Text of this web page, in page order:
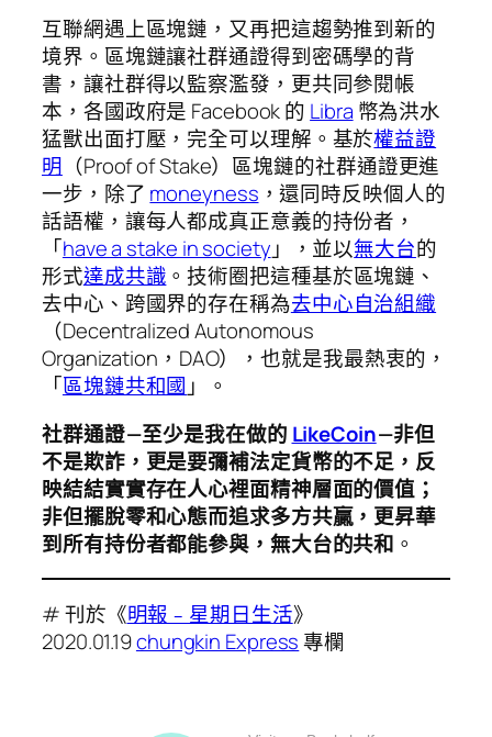
互聯網遇上區塊鏈，又再把這趨勢推到新的
境界。區塊鏈讓社群通證得到密碼學的背
書，讓社群得以監察濫發，更共同參閱帳
本，各國政府是 Facebook 的 Libra 幣為洪水
猛獸出面打壓，完全可以理解。基於權益證
明 （Proof of Stake）區塊鏈的社群通證更進
一步，除了 moneyness ，還同時反映個人的
話語權，讓每人都成真正意義的持份者，
「have a stake in society」，並以無大台的
形式達成共識 。技術圈把這種基於區塊鏈、
去中心、跨國界的存在稱為去中心自治組織
（Decentralized Autonomous
Organization，DAO），也就是我最熱衷的，
「區塊鏈共和國」。
社群通證 — 至少是我在做的 LikeCoin— 非但
不是欺詐，更是要彌補法定貨幣的不足，反
映結結實實存在人心裡面精神層面的價值；
非但擺脫零和心態而追求多方共贏，更昇華
到所有持份者都能參與，無大台的共和 。
# 刊於《明報﹣星期日生活》
2020.01.19chungkin Express專欄